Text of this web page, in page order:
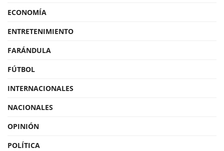
ECONOMÍA
ENTRETENIMIENTO
FARÁNDULA
FÚTBOL
INTERNACIONALES
NACIONALES
OPINIÓN
POLÍTICA